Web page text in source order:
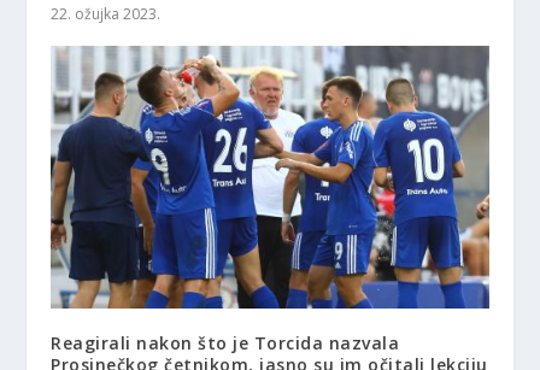
22. ožujka 2023.
Reagirali nakon što je Torcida nazvala
Prosinečkog četnikom, jasno su im očitali lekciju